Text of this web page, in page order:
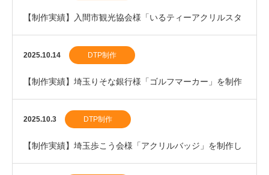
【制作実績】入間市観光協会様「いるティーアクリルスタ
ンド」を制作しました。
2025.10.14 DTP制作
【制作実績】埼玉りそな銀行様「ゴルフマーカー」を制作
しました。
2025.10.3 DTP制作
【制作実績】埼玉歩こう会様「アクリルバッジ」を制作し